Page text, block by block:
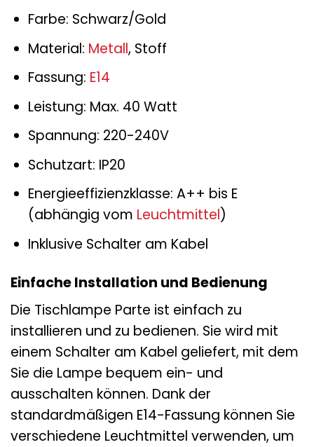
Farbe: Schwarz/Gold
Material: Metall, Stoff
Fassung: E14
Leistung: Max. 40 Watt
Spannung: 220-240V
Schutzart: IP20
Energieeffizienzklasse: A++ bis E
(abhängig vom Leuchtmittel)
Inklusive Schalter am Kabel
Einfache Installation und Bedienung
Die Tischlampe Parte ist einfach zu
installieren und zu bedienen. Sie wird mit
einem Schalter am Kabel geliefert, mit dem
Sie die Lampe bequem ein- und
ausschalten können. Dank der
standardmäßigen E14-Fassung können Sie
verschiedene Leuchtmittel verwenden, um